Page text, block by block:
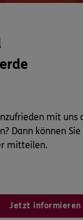
mit uns
Dann können
mitteilen.
Jetzt informieren